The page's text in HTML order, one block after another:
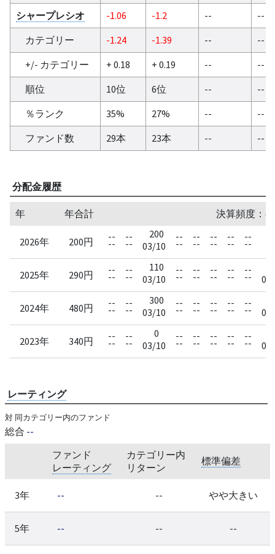
シャープレシオ -1.06 -1.2 --
--
カテゴリー
-1.24 -1.39 --
--
+/- カテゴリー
+ 0.18 + 0.19 --
--
順位
10位 6位 --
--
％ランク
35% 27% --
--
ファンド数
29本 23本 -- --
分配金履歴
年 年合計 決算頻度：
2026年 200円 --
--
--
--
200
03/10
--
--
--
--
--
--
--
--
--
--
2025年 290円 --
--
--
--
110
03/10
--
--
--
--
--
--
--
--
--
--
2024年 480円 --
--
--
--
300
03/10
--
--
--
--
--
--
--
--
--
--
2023年 340円 --
--
--
--
0
03/10
--
--
--
--
--
--
--
--
--
--
レーティング
対 同カテゴリー内のファンド
総合 --
ファンド
レーティング
カテゴリー内
リターン
標準偏差
3年 -- -- やや大きい
5年 -- -- --